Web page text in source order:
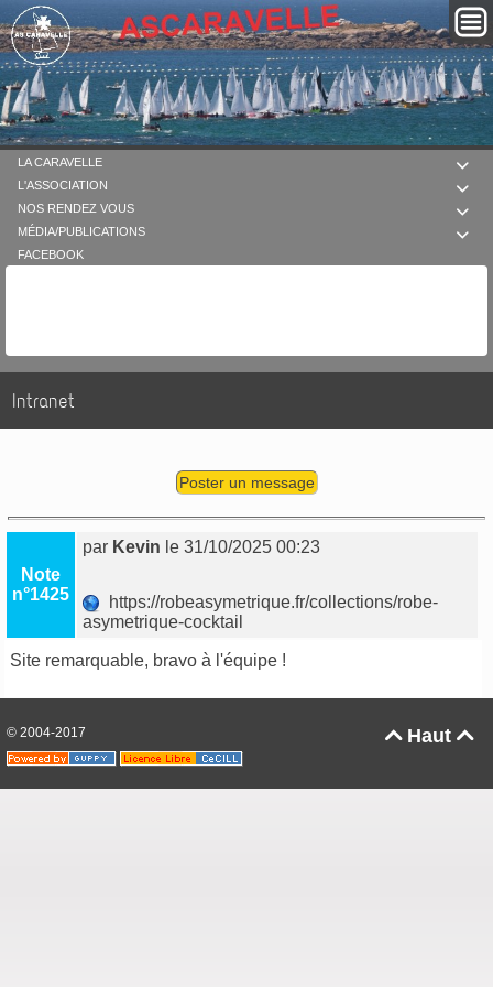

LA CARAVELLE

L'ASSOCIATION

NOS RENDEZ VOUS

MÉDIA/PUBLICATIONS
FACEBOOK
Intranet
Poster un message
Note
n°1425
par Kevin le 31/10/2025 00:23
https://robeasymetrique.fr/collections/robe-
asymetrique-cocktail
Site remarquable, bravo à l'équipe !
Haut 
© 2004-2017